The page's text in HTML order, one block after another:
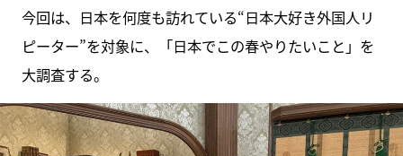
今回は、日本を何度も訪れている“日本大好き外国人リ
ピーター”を対象に、「日本でこの春やりたいこと」を
大調査する。